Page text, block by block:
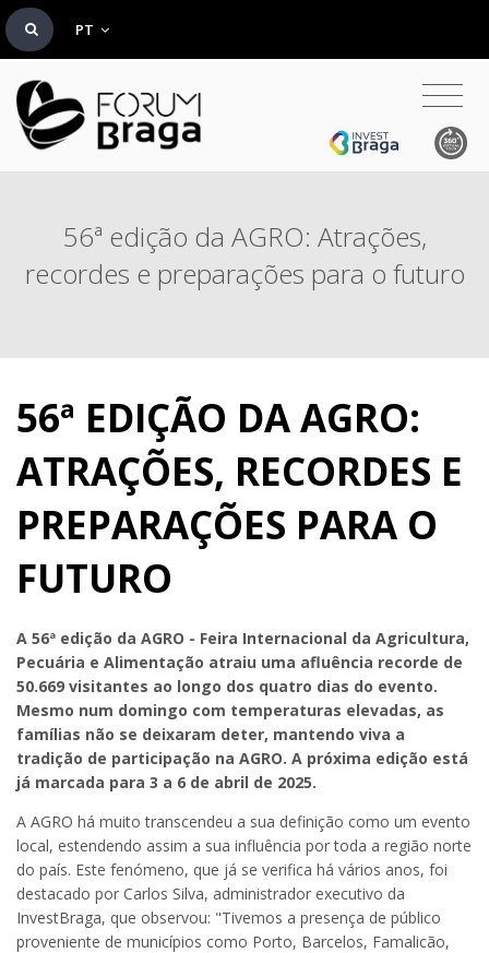
PT
56ª edição da AGRO: Atrações,
recordes e preparações para o futuro
56ª EDIÇÃO DA AGRO:
ATRAÇÕES, RECORDES E
PREPARAÇÕES PARA O
FUTURO
A 56ª edição da AGRO - Feira Internacional da Agricultura,
Pecuária e Alimentação atraiu uma afluência recorde de
50.669 visitantes ao longo dos quatro dias do evento.
Mesmo num domingo com temperaturas elevadas, as
famílias não se deixaram deter, mantendo viva a
tradição de participação na AGRO. A próxima edição está
já marcada para 3 a 6 de abril de 2025.
A AGRO há muito transcendeu a sua definição como um evento
local, estendendo assim a sua influência por toda a região norte
do país. Este fenómeno, que já se verifica há vários anos, foi
destacado por Carlos Silva, administrador executivo da
InvestBraga, que observou: "Tivemos a presença de público
proveniente de municípios como Porto, Barcelos, Famalicão,